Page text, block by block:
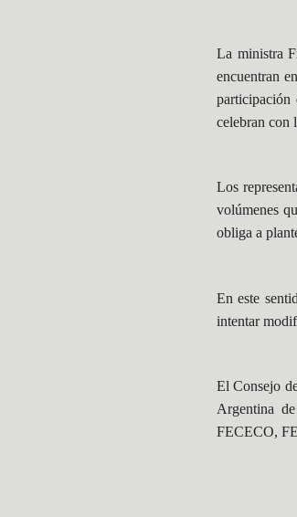
La ministra
encuentran
celebran con
Los
volúmenes
obliga a
En este
intentar
El Consejo
Argentina
FECECO,